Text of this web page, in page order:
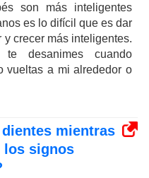
son más inteligentes
es lo difícil que es dar
y crecer más inteligentes.
te desanimes cuando
vueltas a mi alrededor o
mientras
los signos